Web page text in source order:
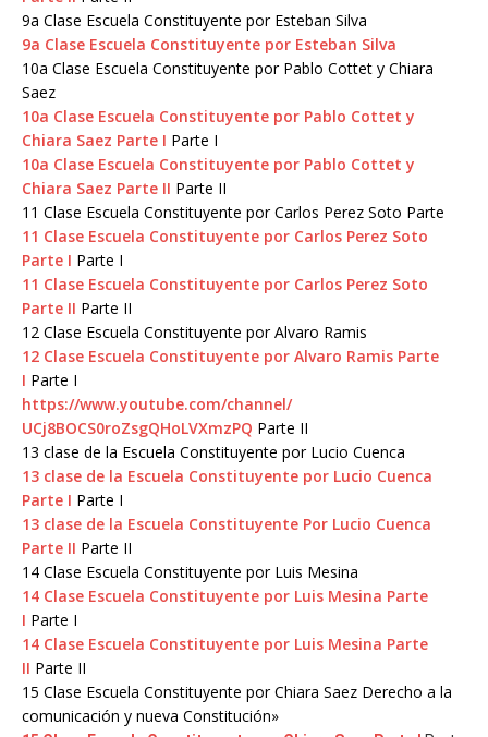
9a Clase Escuela Constituyente por Esteban Silva
9a Clase Escuela Constituyente por Esteban Silva
10a Clase Escuela Constituyente por Pablo Cottet y Chiara
Saez
10a Clase Escuela Constituyente por Pablo Cottet y
Chiara Saez Parte I Parte I
10a Clase Escuela Constituyente por Pablo Cottet y
Chiara Saez Parte II Parte II
11 Clase Escuela Constituyente por Carlos Perez Soto Parte
11 Clase Escuela Constituyente por Carlos Perez Soto
Parte I Parte I
11 Clase Escuela Constituyente por Carlos Perez Soto
Parte II Parte II
12 Clase Escuela Constituyente por Alvaro Ramis
12 Clase Escuela Constituyente por Alvaro Ramis Parte
I Parte I
https://www.youtube.com/channel/
UCj8BOCS0roZsgQHoLVXmzPQ Parte II
13 clase de la Escuela Constituyente por Lucio Cuenca
13 clase de la Escuela Constituyente por Lucio Cuenca
Parte I Parte I
13 clase de la Escuela Constituyente Por Lucio Cuenca
Parte II Parte II
14 Clase Escuela Constituyente por Luis Mesina
14 Clase Escuela Constituyente por Luis Mesina Parte
I Parte I
14 Clase Escuela Constituyente por Luis Mesina Parte
II Parte II
15 Clase Escuela Constituyente por Chiara Saez Derecho a la
comunicación y nueva Constitución»